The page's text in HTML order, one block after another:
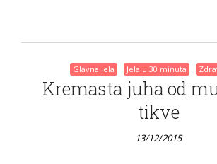
Glavna jela Jela u 30 minuta
Kremasta juha od
tikve
13/12/2015